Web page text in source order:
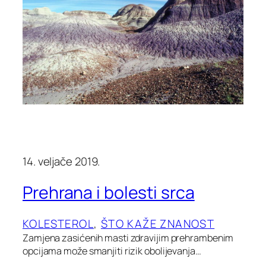
14. veljače 2019.
Prehrana i bolesti srca
KOLESTEROL, ŠTO KAŽE ZNANOST
Zamjena zasićenih masti zdravijim prehrambenim
opcijama može smanjiti rizik obolijevanja…